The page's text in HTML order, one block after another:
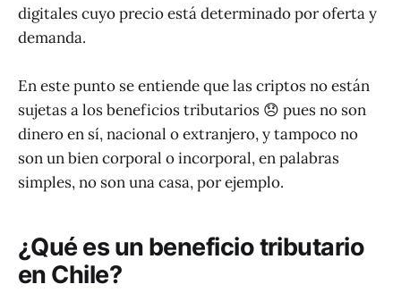
digitales cuyo precio está determinado por oferta y
demanda.
En este punto se entiende que las criptos no están
sujetas a los beneficios tributarios 😞 pues no son
dinero en sí, nacional o extranjero, y tampoco no
son un bien corporal o incorporal, en palabras
simples, no son una casa, por ejemplo.
¿Qué es un beneficio tributario
en Chile?